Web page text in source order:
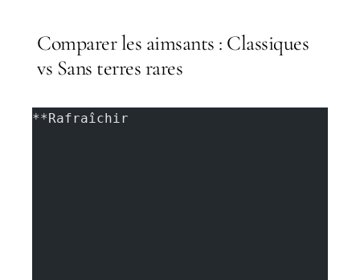
Comparer les aimsants : Classiques
vs Sans terres rares
**Rafraîchir